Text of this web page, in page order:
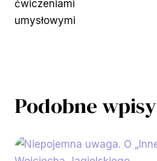
ćwiczeniami
umysłowymi
Podobne wpisy